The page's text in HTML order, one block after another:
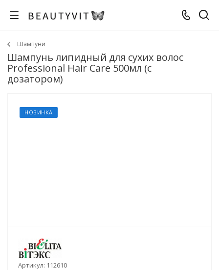
Шампуни
Шампунь липидный для сухих волос
Professional Hair Care 500мл (с
дозатором)
НОВИНКА
Артикул: 112610